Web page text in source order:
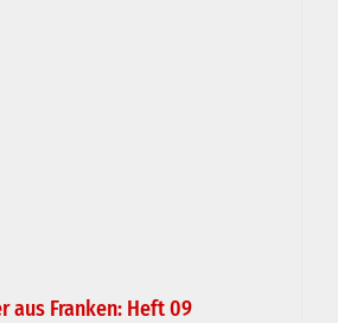
aus Franken: Heft 09